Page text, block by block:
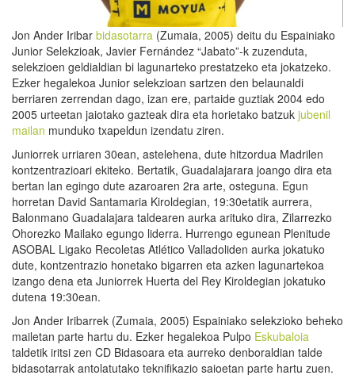
Jon Ander Iribar bidasotarra (Zumaia, 2005) deitu du Espainiako
Junior Selekzioak, Javier Fernández “Jabato”-k zuzenduta,
selekzioen geldialdian bi lagunarteko prestatzeko eta jokatzeko.
Ezker hegalekoa Junior selekzioan sartzen den belaunaldi
berriaren zerrendan dago, izan ere, partaide guztiak 2004 edo
2005 urteetan jaiotako gazteak dira eta horietako batzuk jubenil
mailan munduko txapeldun izendatu ziren.
Juniorrek urriaren 30ean, astelehena, dute hitzordua Madrilen
kontzentrazioari ekiteko. Bertatik, Guadalajarara joango dira eta
bertan lan egingo dute azaroaren 2ra arte, osteguna. Egun
horretan David Santamaria Kiroldegian, 19:30etatik aurrera,
Balonmano Guadalajara taldearen aurka arituko dira, Zilarrezko
Ohorezko Mailako egungo liderra. Hurrengo egunean Plenitude
ASOBAL Ligako Recoletas Atlético Valladoliden aurka jokatuko
dute, kontzentrazio honetako bigarren eta azken lagunartekoa
izango dena eta Juniorrek Huerta del Rey Kiroldegian jokatuko
dutena 19:30ean.
Jon Ander Iribarrek (Zumaia, 2005) Espainiako selekzioko beheko
mailetan parte hartu du. Ezker hegalekoa Pulpo Eskubaloia
taldetik iritsi zen CD Bidasoara eta aurreko denboraldian talde
bidasotarrak antolatutako teknifikazio saioetan parte hartu zuen.